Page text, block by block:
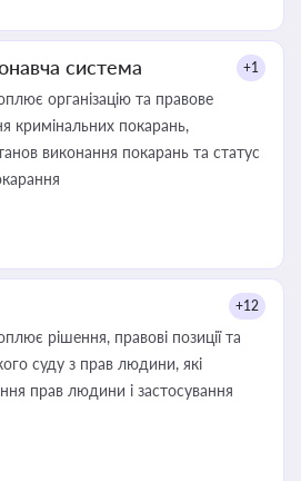
система +1
організацію та правове
кримінальних покарань,
виконання покарань та статус
+12
рішення, правові позиції та
суду з прав людини, які
прав людини і застосування